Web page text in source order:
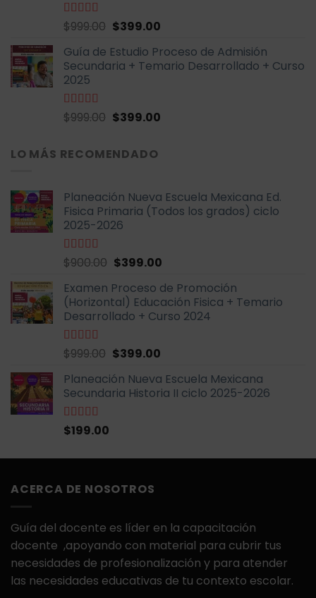
Valorado
5
$999.00 El
original
era:
$399.00El
actual
es:
Guía de Estudio Proceso de Admisión
Secundaria + Temario Desarrollado + Curso
2025
Valorado
$999.00 El
original
era:
$399.00El
LO MÁS RECOMENDADO
Planeación Nueva Escuela Mexicana Ed.
Fisica Primaria (Todos los grados) ciclo
2025-2026
Valorado
5
$900.00 El
original
era:
$900.00.
$399.00El
actual
es:
$399.00.
Examen Proceso de Promoción
(Horizontal) Educación Fisica + Temario
Desarrollado + Curso 2024
Valorado
5
$999.00 El
original
era:
$399.00El
actual
es:
Planeación Nueva Escuela Mexicana
Secundaria Historia II ciclo 2025-2026
Valorado
$199.00
ACERCA DE NOSOTROS
Guía del docente es líder en la capacitación
docente ,apoyando con material para cubrir tus
necesidades de profesionalización y para atender
las necesidades educativas de tu contexto escolar.